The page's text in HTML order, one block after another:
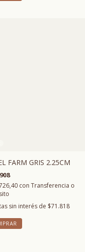
FARM GRIS 2.25CM
con Transferencia o
sin interés de $71.818